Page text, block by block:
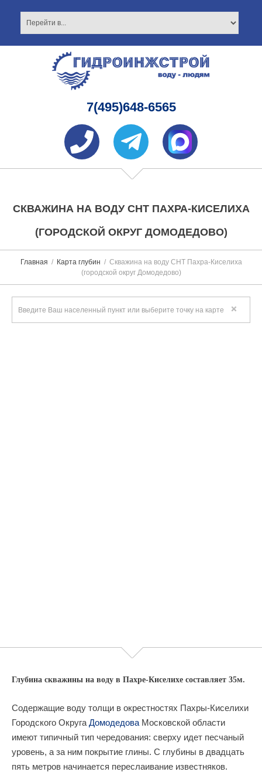
7(495)648-6565
СКВАЖИНА НА ВОДУ СНТ ПАХРА-КИСЕЛИХА
(ГОРОДСКОЙ ОКРУГ ДОМОДЕДОВО)
Главная Карта глубин
Скважина на воду СНТ Пахра-Киселиха
(городской округ Домодедово)
Глубина скважины на воду в Пахре-Киселихе составляет 35м.
Содержащие воду толщи в окрестностях Пахры-Киселихи
Городского Округа Домодедова Московской области
имеют типичный тип чередования: сверху идет песчаный
уровень, а за ним покрытие глины. С глубины в двадцать
пять метров начинается переслаивание известняков.